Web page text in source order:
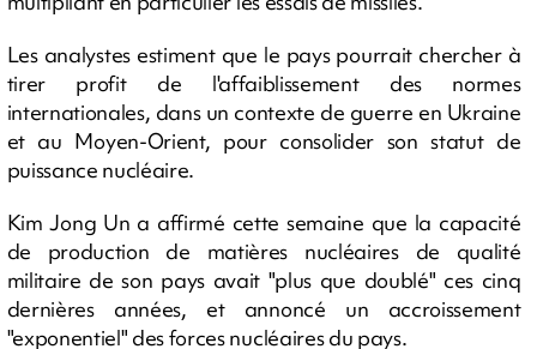
Les analystes estiment que le pays pourrait chercher à
tirer profit de l'affaiblissement des normes
internationales, dans un contexte de guerre en Ukraine
et au Moyen-Orient, pour consolider son statut de
puissance nucléaire.
Kim Jong Un a affirmé cette semaine que la capacité
de production de matières nucléaires de qualité
militaire de son pays avait "plus que doublé" ces cinq
dernières années, et annoncé un accroissement
"exponentiel" des forces nucléaires du pays.